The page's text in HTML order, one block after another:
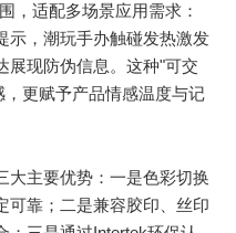
适配多场景应用需求：
示，潮玩手办触碰发热激发
展现防伪信息。这种"可交
更赋予产品情感温度与记
大主要优势：一是色彩切换
靠；二是兼容胶印、丝印